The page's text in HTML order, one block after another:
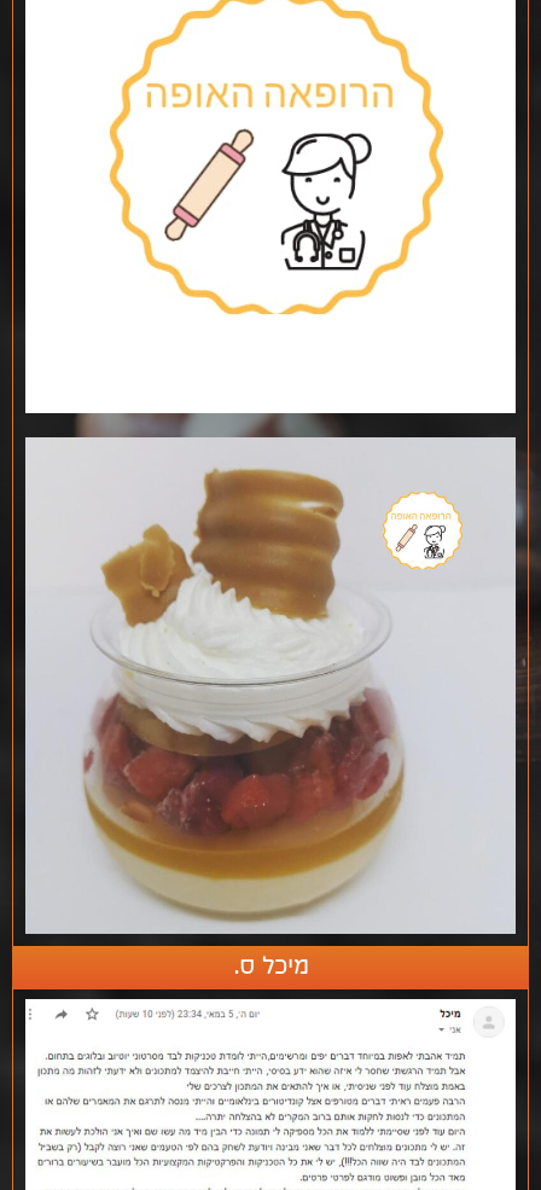
מיכל ס.